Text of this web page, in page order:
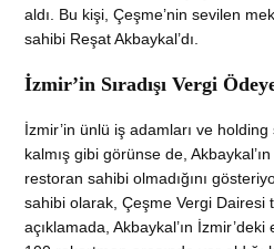
aldı. Bu kişi, Çeşme’nin sevilen
sahibi Reşat Akbaykal’dı.
İzmir’in Sıradışı Vergi
İzmir’in ünlü iş adamları ve
kalmış gibi görünse de,
restoran sahibi olmadığını
sahibi olarak, Çeşme Vergi Dairesi
açıklamada, Akbaykal’ın